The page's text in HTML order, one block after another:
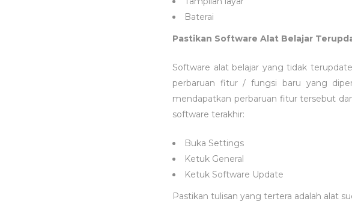
Baterai
Pastikan Software Alat Belajar
Software alat belajar yang tidak
perbaruan fitur / fungsi baru yang
mendapatkan perbaruan fitur tersebut
software terakhir:
Buka Settings
Ketuk General
Ketuk Software Update
Pastikan tulisan yang tertera adalah alat